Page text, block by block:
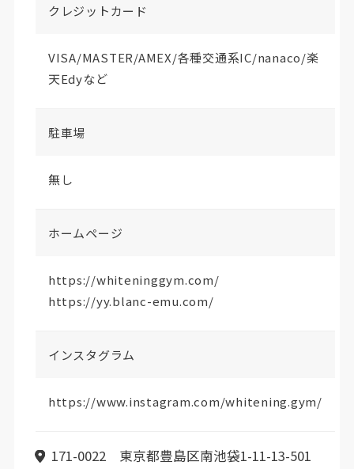
クレジットカード
VISA/MASTER/AMEX/各種交通系IC/nanaco/楽
天Edyなど
駐車場
無し
ホームページ
https://whiteninggym.com/
https://yy.blanc-emu.com/
インスタグラム
https://www.instagram.com/whitening.gym/
171-0022 東京都豊島区南池袋1-11-13-501